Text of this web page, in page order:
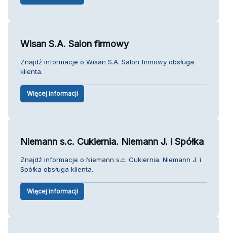
Wisan S.A. Salon firmowy
Znajdź informacje o Wisan S.A. Salon firmowy obsługa
klienta.
Więcej informacji
Niemann s.c. Cukiernia. Niemann J. i Spółka
Znajdź informacje o Niemann s.c. Cukiernia. Niemann J. i
Spółka obsługa klienta.
Więcej informacji